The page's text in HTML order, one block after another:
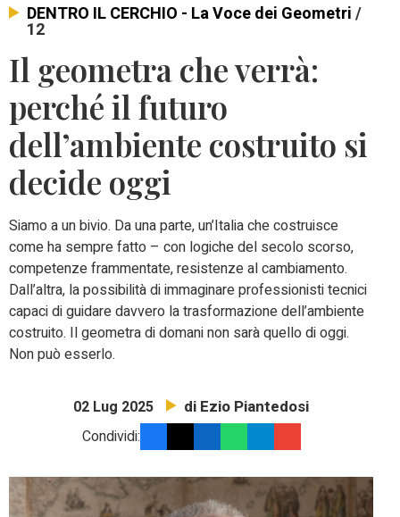
DENTRO IL CERCHIO - La Voce dei Geometri/
12
Il geometra che verrà:
perché il futuro
dell’ambiente costruito si
decide oggi
Siamo a un bivio. Da una parte, un’Italia che costruisce
come ha sempre fatto – con logiche del secolo scorso,
competenze frammentate, resistenze al cambiamento.
Dall’altra, la possibilità di immaginare professionisti tecnici
capaci di guidare davvero la trasformazione dell’ambiente
costruito. Il geometra di domani non sarà quello di oggi.
Non può esserlo.
02 Lug 2025 di Ezio Piantedosi
Condividi: